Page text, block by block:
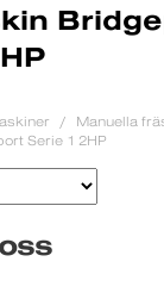
Manuella
Serie 1 2HP